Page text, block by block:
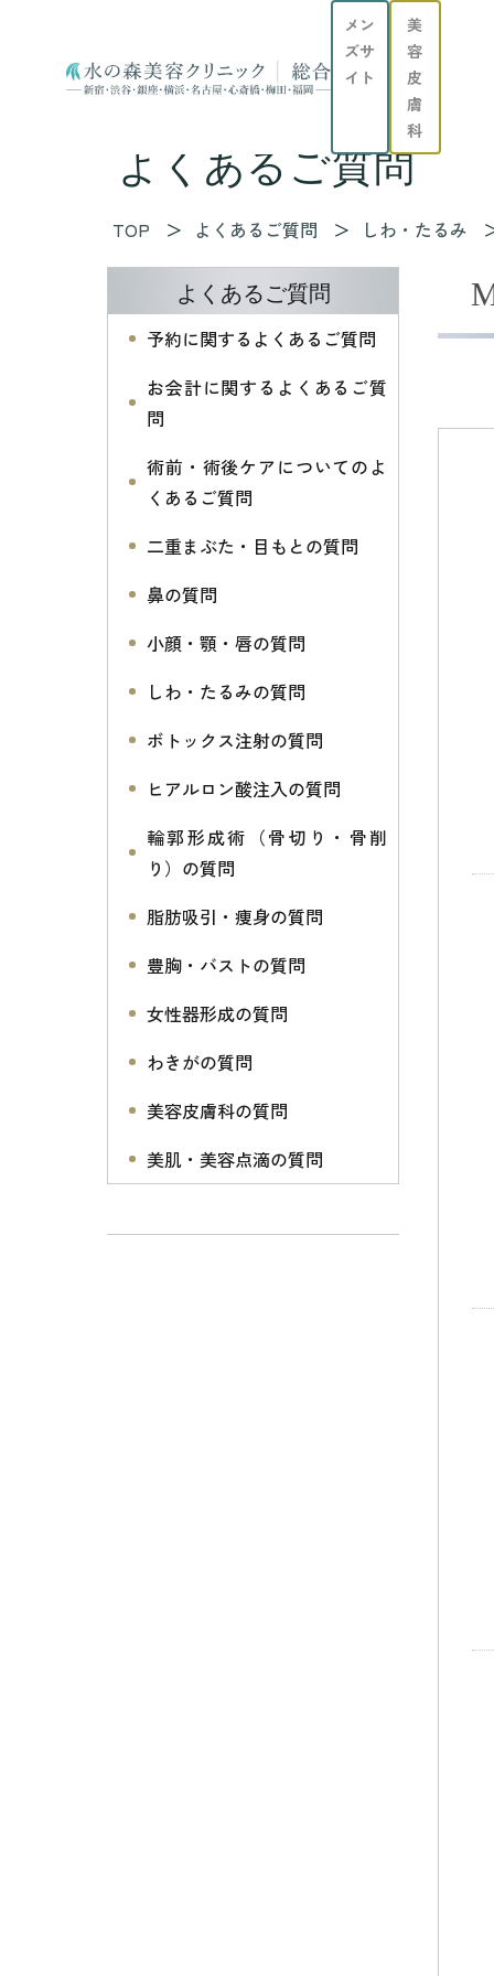
メン
ズサ
イト
美
容
皮
膚
科
よくあるご質問
TOP よくあるご質問 しわ・たるみ
よくあるご質問
予約に関するよくあるご質問
お会計に関するよくあるご質
問
術前・術後ケアについてのよ
くあるご質問
二重まぶた・目もとの質問
鼻の質問
小顔・顎・唇の質問
しわ・たるみの質問
ボトックス注射の質問
ヒアルロン酸注入の質問
輪郭形成術（骨切り・骨削
り）の質問
脂肪吸引・痩身の質問
豊胸・バストの質問
女性器形成の質問
わきがの質問
美容皮膚科の質問
美肌・美容点滴の質問